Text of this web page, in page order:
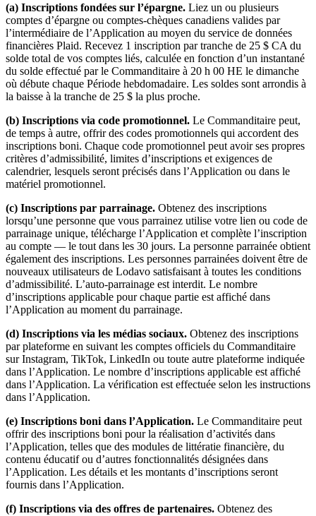
(a) Inscriptions fondées sur l’épargne. Liez un ou plusieurs
comptes d’épargne ou comptes-chèques canadiens valides par
l’intermédiaire de l’Application au moyen du service de données
financières Plaid. Recevez 1 inscription par tranche de 25 $ CA du
solde total de vos comptes liés, calculée en fonction d’un instantané
du solde effectué par le Commanditaire à 20 h 00 HE le dimanche
où débute chaque Période hebdomadaire. Les soldes sont arrondis à
la baisse à la tranche de 25 $ la plus proche.
(b) Inscriptions via code promotionnel. Le Commanditaire peut,
de temps à autre, offrir des codes promotionnels qui accordent des
inscriptions boni. Chaque code promotionnel peut avoir ses propres
critères d’admissibilité, limites d’inscriptions et exigences de
calendrier, lesquels seront précisés dans l’Application ou dans le
matériel promotionnel.
(c) Inscriptions par parrainage. Obtenez des inscriptions
lorsqu’une personne que vous parrainez utilise votre lien ou code de
parrainage unique, télécharge l’Application et complète l’inscription
au compte — le tout dans les 30 jours. La personne parrainée obtient
également des inscriptions. Les personnes parrainées doivent être de
nouveaux utilisateurs de Lodavo satisfaisant à toutes les conditions
d’admissibilité. L’auto-parrainage est interdit. Le nombre
d’inscriptions applicable pour chaque partie est affiché dans
l’Application au moment du parrainage.
(d) Inscriptions via les médias sociaux. Obtenez des inscriptions
par plateforme en suivant les comptes officiels du Commanditaire
sur Instagram, TikTok, LinkedIn ou toute autre plateforme indiquée
dans l’Application. Le nombre d’inscriptions applicable est affiché
dans l’Application. La vérification est effectuée selon les instructions
dans l’Application.
(e) Inscriptions boni dans l’Application. Le Commanditaire peut
offrir des inscriptions boni pour la réalisation d’activités dans
l’Application, telles que des modules de littératie financière, du
contenu éducatif ou d’autres fonctionnalités désignées dans
l’Application. Les détails et les montants d’inscriptions seront
fournis dans l’Application.
(f) Inscriptions via des offres de partenaires. Obtenez des